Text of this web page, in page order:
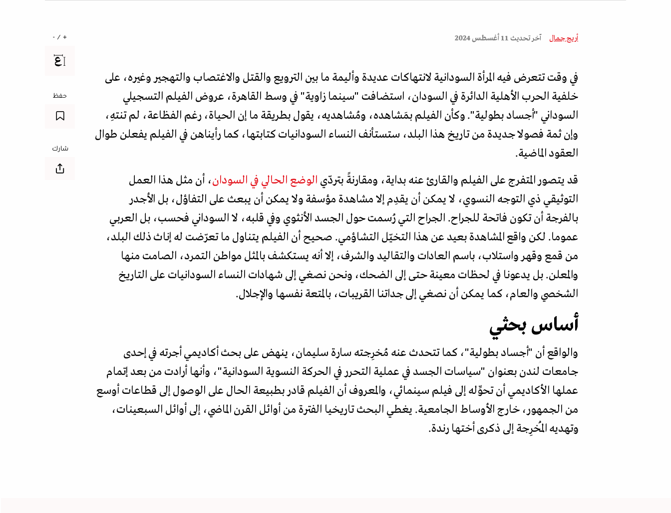
أريج جمال آخر تحديث 11 أغسطس 2024
في وقت تتعرض فيه المرأة السودانية لانتهاكات عديدة وأليمة ما بين الترويع والقتل والاغتصاب والتهجير وغيره، على
خلفية الحرب الأهلية الدائرة في السودان، استضافت "سينما زاوية" في وسط القاهرة، عروض الفيلم التسجيلي
السوداني "أجساد بطولية". وكأن الفيلم بمَشاهده، ومُشاهديه، يقول بطريقة ما إن الحياة، رغم الفظاعة، لم تنتهِ،
وإن ثمة فصولا جديدة من تاريخ هذا البلد، ستستأنف النساء السودانيات كتابتها، كما رأيناهن في الفيلم يفعلن طوال
العقود الماضية.
قد يتصور المتفرج على الفيلم والقارئ عنه بداية، ومقارنةً بتردّي الوضع الحالي في السودان، أن مثل هذا العمل
التوثيقي ذي التوجه النسوي، لا يمكن أن يقدِم إلا مشاهدة مؤسفة ولا يمكن أن يبعث على التفاؤل، بل الأجدر
بالفرجة أن تكون فاتحة للجراح. الجراح التي رُسمت حول الجسد الأنثوي وفي قلبه، لا السوداني فحسب، بل العربي
عموما. لكن واقع المشاهدة بعيد عن هذا التخيّل التشاؤمي. صحيح أن الفيلم يتناول ما تعرّضت له إناث ذلك البلد،
من قمع وقهر واستلاب، باسم العادات والتقاليد والشرف، إلا أنه يستكشف بالمثل مواطن التمرد، الصامت منها
والمعلن. بل يدعونا في لحظات معينة حتى إلى الضحك، ونحن نصغي إلى شهادات النساء السودانيات على التاريخ
الشخصي والعام، كما يمكن أن نصغي إلى جداتنا القريبات، بالمتعة نفسها والإجلال.
أساس بحثي
والواقع أن "أجساد بطولية"، كما تتحدث عنه مُخرِجته سارة سليمان، ينهض على بحث أكاديمي أجرته في إحدى
جامعات لندن بعنوان "سياسات الجسد في عملية التحرر في الحركة النسوية السودانية"، وأنها أرادت من بعد إتمام
عملها الأكاديمي أن تحوِّله إلى فيلم سينمائي، والمعروف أن الفيلم قادر بطبيعة الحال على الوصول إلى قطاعات أوسع
من الجمهور، خارج الأوساط الجامعية. يغطي البحث تاريخيا الفترة من أوائل القرن الماضي، إلى أوائل السبعينات،
وتهديه المُخرِجة إلى ذكرى أختها رندة.
+ / -
حفظ
شارك